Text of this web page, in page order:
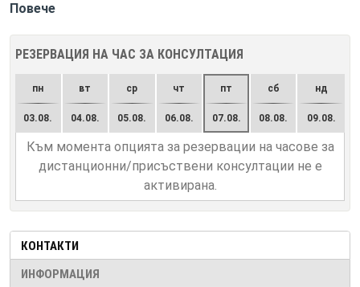
Повече
РЕЗЕРВАЦИЯ НА ЧАС ЗА КОНСУЛТАЦИЯ
пн
03.08.
вт
04.08.
ср
05.08.
чт
06.08.
пт
07.08.
сб
08.08.
нд
09.08.
Към момента опцията за резервации на часове за
дистанционни/присъствени консултации не е
активирана.
КОНТАКТИ
ИНФОРМАЦИЯ